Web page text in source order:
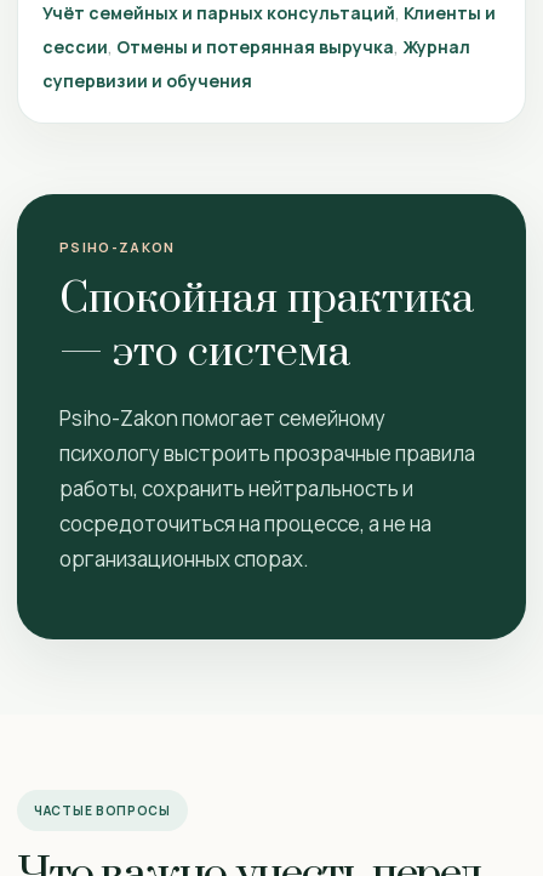
Учёт семейных и парных консультаций Клиенты и
сессии Отмены и потерянная выручка Журнал
супервизии и обучения
PSIHO-ZAKON
Спокойная практика
— это система
Psiho-Zakon помогает семейному
психологу выстроить прозрачные правила
работы, сохранить нейтральность и
сосредоточиться на процессе, а не на
организационных спорах.
ЧАСТЫЕ ВОПРОСЫ